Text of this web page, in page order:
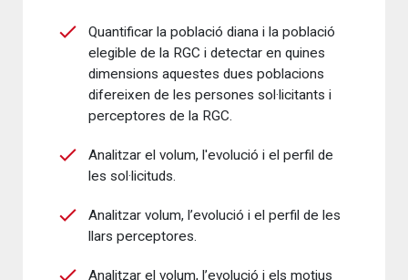
Quantificar la població diana i la població
elegible de la RGC i detectar en quines
dimensions aquestes dues poblacions
difereixen de les persones sol·licitants i
perceptores de la RGC.
Analitzar el volum, l'evolució i el perfil de
les sol·licituds.
Analitzar volum, l’evolució i el perfil de les
llars perceptores.
Analitzar el volum, l’evolució i els motius